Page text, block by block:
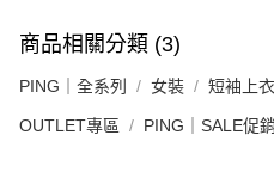
商品相關分類 (3)
PING｜全系列 女裝 短袖上衣
OUTLET專區 PING｜SALE促銷